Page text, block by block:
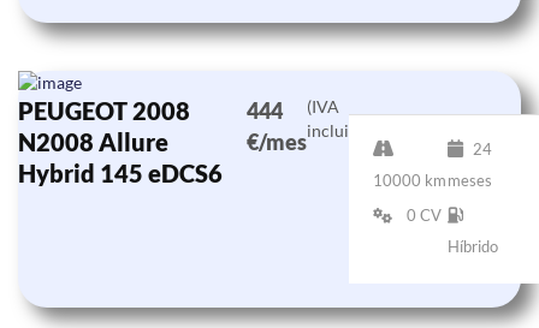
PEUGEOT 2008
N2008 Allure
Hybrid 145 eDCS6
444
€/mes
(IVA
incluido)
10000 km
24
meses
0 CV
Híbrido